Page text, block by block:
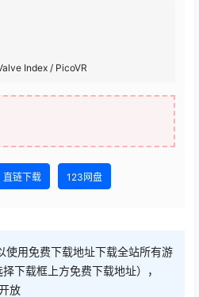
Index / PicoVR
直链下载 123网盘
使用免费下载地址下载全站所有游
下载框上方免费下载地址），
放